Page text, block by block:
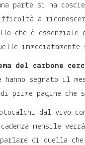
parte si ha
a
che è
immediatamente
cinema del
segnato il
prime pagine
rotocalchi dal
mensile
di quella